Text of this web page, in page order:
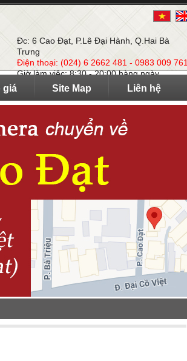
Đc: 6 Cao Đạt, P.Lê Đại Hành, Q.Hai Bà
Trưng
Điện thoại: (024) 6 2662 481 - 0983 009 761
Giờ làm việc: 8:30 - 20:00 hàng ngày
giá Site Map Liên hệ